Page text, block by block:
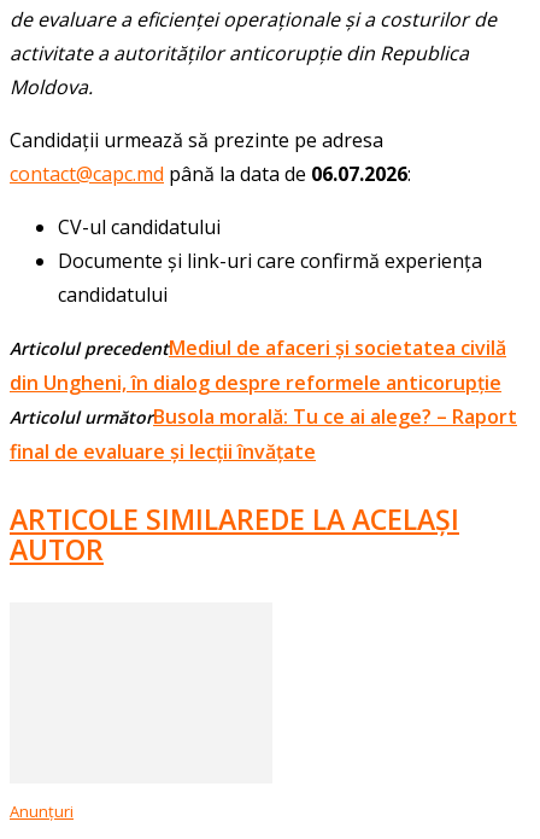
de evaluare a eficienței operaționale și a costurilor de
activitate a autorităților anticorupție din Republica
Moldova.
Candidații urmează să prezinte pe adresa
contact@capc.md până la data de 06.07.2026:
CV-ul candidatului
Documente și link-uri care confirmă experiența
candidatului
Articolul precedentMediul de afaceri și societatea civilă
din Ungheni, în dialog despre reformele anticorupție
Articolul următorBusola morală: Tu ce ai alege? – Raport
final de evaluare și lecții învățate
ARTICOLE SIMILAREDE LA ACELAȘI
AUTOR
Anunțuri